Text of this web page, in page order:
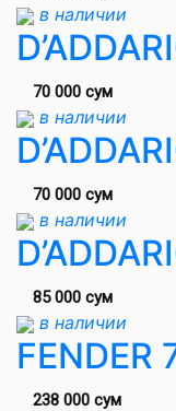
в наличии
70 000 сум
в наличии
70 000 сум
в наличии
85 000 сум
в наличии
238 000 сум